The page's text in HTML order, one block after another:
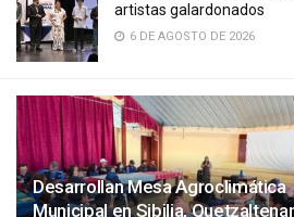
artistas galardonados
6 DE AGOSTO DE 2026
Desarrollan Mesa Agroclimática
Municipal en Sibilia,